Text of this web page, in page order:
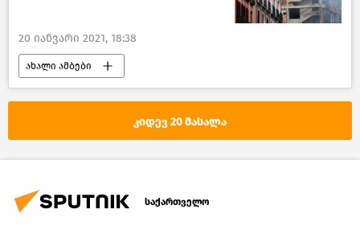
20 იანვარი 2021, 18:38
ახალი ამბები
მსოფლიოს ახალი ამბები
კიდევ 20 მასალა
საქართველო